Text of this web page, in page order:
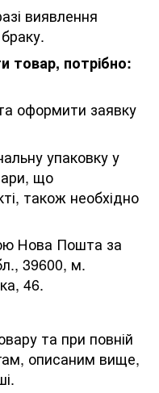
виявлення
товар, потрібно:
оформити заявку
упаковку у
що
також необхідно
Нова Пошта за
39600, м.
46.
та при повній
описаним вище,